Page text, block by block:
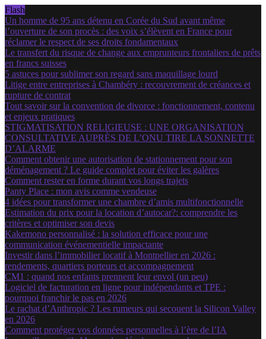
Flash
Un homme de 95 ans détenu en Corée du Sud avant même
l’ouverture de son procès : des voix s’élèvent en France pour
réclamer le respect de ses droits fondamentaux
Le transfert du risque de change aux emprunteurs frontaliers de prêts
en francs suisses
5 astuces pour sublimer son regard sans maquillage lourd
Litige entre entreprises à Chambéry : recouvrement de créances et
rupture de contrat
Tout savoir sur la convention de divorce : fonctionnement, contenu
et enjeux pratiques
STIGMATISATION RELIGIEUSE : UNE ORGANISATION
CONSULTATIVE AUPRÈS DE L’ONU TIRE LA SONNETTE
D’ALARME
Comment obtenir une autorisation de stationnement pour son
déménagement ? Le guide complet pour éviter les galères
Comment rester en forme durant vos longs trajets
Panty Place : mon avis comme vendeuse
4 idées pour transformer une chambre d’amis multifonctionnelle
Estimation du prix pour la location d’autocar?: comprendre les
critères et optimiser son devis
Kakemono personnalisé : la solution efficace pour une
communication événementielle impactante
Investir dans l’immobilier locatif à Montpellier en 2026 :
rendements, quartiers porteurs et accompagnement
CM1 : quand nos enfants prennent leur envol (un peu)
Logiciel de facturation en ligne pour indépendants et TPE :
pourquoi franchir le pas en 2026
Le rachat d’Anthropic ? Les rumeurs qui secouent la Silicon Valley
en 2026
Comment protéger vos données personnelles à l’ère de l’IA